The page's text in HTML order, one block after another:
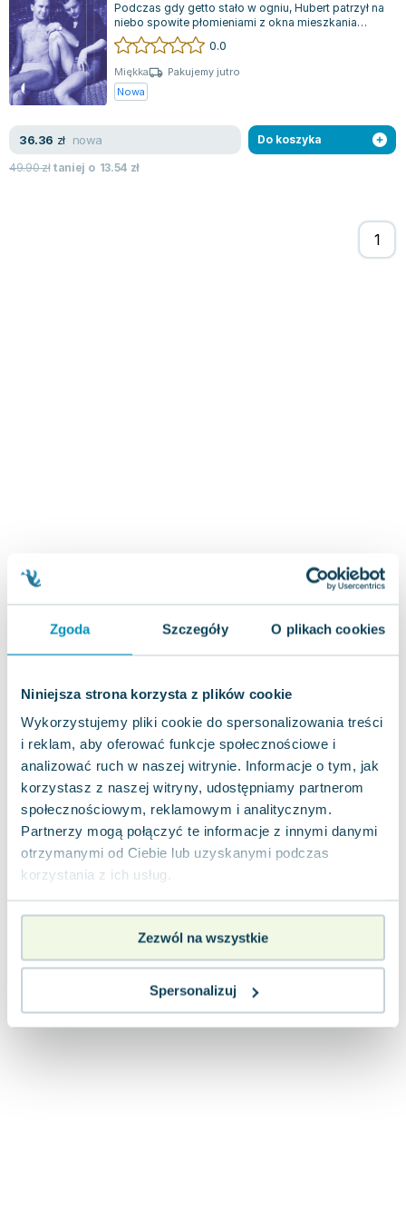
Zgoda Szczegóły O plikach cookies
Niniejsza strona korzysta z plików cookie
Wykorzystujemy pliki cookie do spersonalizowania treści
i reklam, aby oferować funkcje społecznościowe i
analizować ruch w naszej witrynie. Informacje o tym, jak
korzystasz z naszej witryny, udostępniamy partnerom
społecznościowym, reklamowym i analitycznym.
Partnerzy mogą połączyć te informacje z innymi danymi
otrzymanymi od Ciebie lub uzyskanymi podczas
korzystania z ich usług.
Zezwól na wszystkie
Spersonalizuj
Zygmunt Freud
Agata Passent
Michel Moran
Maciej Orłoś
Katarzyna Miller
Antoine de Saint Exupery
Joanna Racewicz
Maria Seweryn
Janina Zającówna
Eric Helms
Nela Mała Reporterka
Agnieszka Maciąg
Barbara Wrzesińska
Terry Pratchett
Virginia Woolf
Lorraine Warren
Ajahn Brahm
Lucinda Riley
Podczas gdy getto stało w ogniu, Hubert patrzył na
niebo spowite płomieniami z okna mieszkania
rodziców na warszawskiej Ochocie. M...
0.0
Miękka
Pakujemy jutro
Nowa
36.36 zł nowa
49.90złtaniej o 13.54 zł
Do koszyka